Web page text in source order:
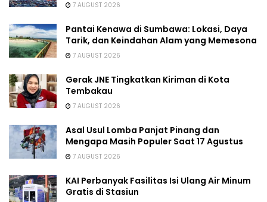
7 AUGUST 2026
Pantai Kenawa di Sumbawa: Lokasi, Daya
Tarik, dan Keindahan Alam yang Memesona
7 AUGUST 2026
Gerak JNE Tingkatkan Kiriman di Kota
Tembakau
7 AUGUST 2026
Asal Usul Lomba Panjat Pinang dan
Mengapa Masih Populer Saat 17 Agustus
7 AUGUST 2026
KAI Perbanyak Fasilitas Isi Ulang Air Minum
Gratis di Stasiun